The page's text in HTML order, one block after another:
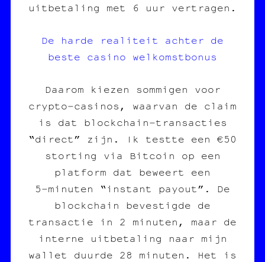
uitbetaling met 6 uur vertragen.
De harde realiteit achter de
beste casino welkomstbonus
Daarom kiezen sommigen voor
crypto‑casinos, waarvan de claim
is dat blockchain‑transacties
“direct” zijn. Ik testte een €50
storting via Bitcoin op een
platform dat beweert een
5‑minuten “instant payout”. De
blockchain bevestigde de
transactie in 2 minuten, maar de
interne uitbetaling naar mijn
wallet duurde 28 minuten. Het is